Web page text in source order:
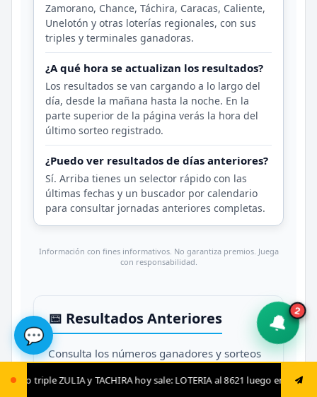
hoy sale: LOTERIA al 8621 luego envía ya: ANIMAL al 8621 jugada fija:
Zamorano, Chance, Táchira, Caracas, Caliente,
Unelotón y otras loterías regionales, con sus
triples y terminales ganadoras.
¿A qué hora se actualizan los resultados?
Los resultados se van cargando a lo largo del
día, desde la mañana hasta la noche. En la
parte superior de la página verás la hora del
último sorteo registrado.
¿Puedo ver resultados de días anteriores?
Sí. Arriba tienes un selector rápido con las
últimas fechas y un buscador por calendario
para consultar jornadas anteriores completas.
Información con fines informativos. No garantiza premios. Juega
con responsabilidad.
📅 Resultados Anteriores
Consulta los números ganadores y sorteos
oficial:
🔔
2
💬